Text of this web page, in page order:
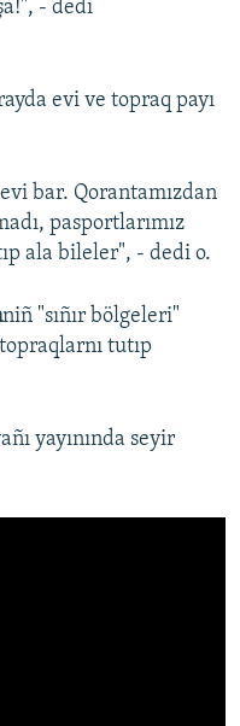
- dedi
evi ve topraq payı
bar. Qorantamızdan
pasportlarımız
ala bileler", - dedi o.
niñ "sıñır bölgeleri"
tutıp
yayınında seyir